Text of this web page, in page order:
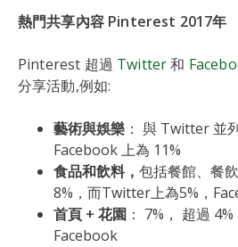
熱門共享內容 Pinterest 2017年
Pinterest 超過 Twitter和
分享活動,例如:
藝術與娛樂 ： 與 Twitter 並
Facebook 上為 11%
食品和飲料， 包括餐館、餐
8%，而Twitter上為5%，
首頁 + 花園 ： 7%， 超過
Facebook